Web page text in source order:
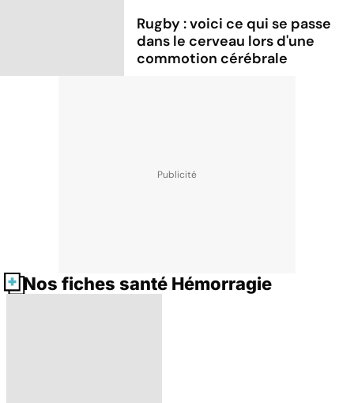
Rugby : voici ce qui se passe
dans le cerveau lors d'une
commotion cérébrale
Nos fiches santé Hémorragie